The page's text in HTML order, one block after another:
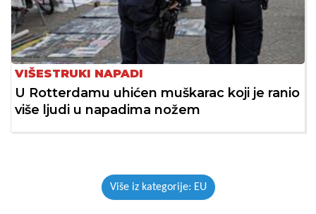
VIŠESTRUKI NAPADI
U Rotterdamu uhićen muškarac koji je ranio
više ljudi u napadima nožem
Više iz kategorije: EU